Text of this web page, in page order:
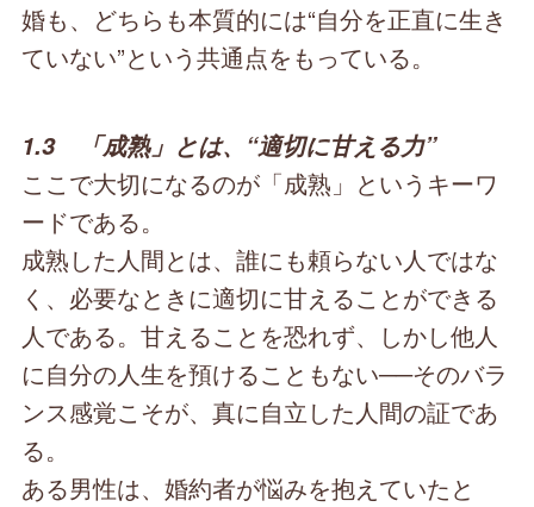
婚も、どちらも本質的には“自分を正直に生き
ていない”という共通点をもっている。
1.3 「成熟」とは、“適切に甘える力”
ここで大切になるのが「成熟」というキーワ
ードである。
成熟した人間とは、誰にも頼らない人ではな
く、必要なときに適切に甘えることができる
人である。甘えることを恐れず、しかし他人
に自分の人生を預けることもない──そのバラ
ンス感覚こそが、真に自立した人間の証であ
る。
ある男性は、婚約者が悩みを抱えていたと